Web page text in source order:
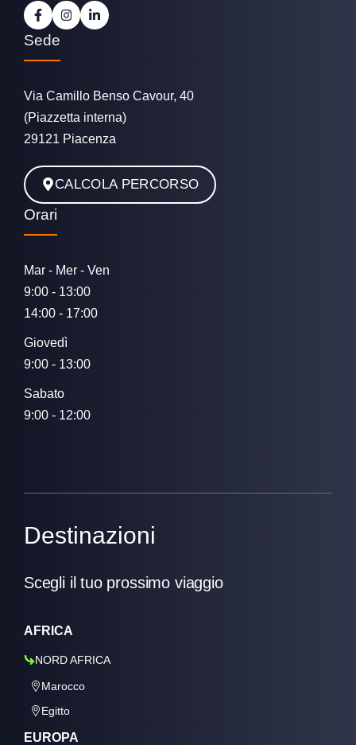
Sede
Via Camillo Benso Cavour, 40
(Piazzetta interna)
29121 Piacenza
CALCOLA PERCORSO
Orari
Mar - Mer - Ven
9:00 - 13:00
14:00 - 17:00
Giovedì
9:00 - 13:00
Sabato
9:00 - 12:00
Destinazioni
Scegli il tuo prossimo viaggio
AFRICA
NORD AFRICA
Marocco
Egitto
EUROPA